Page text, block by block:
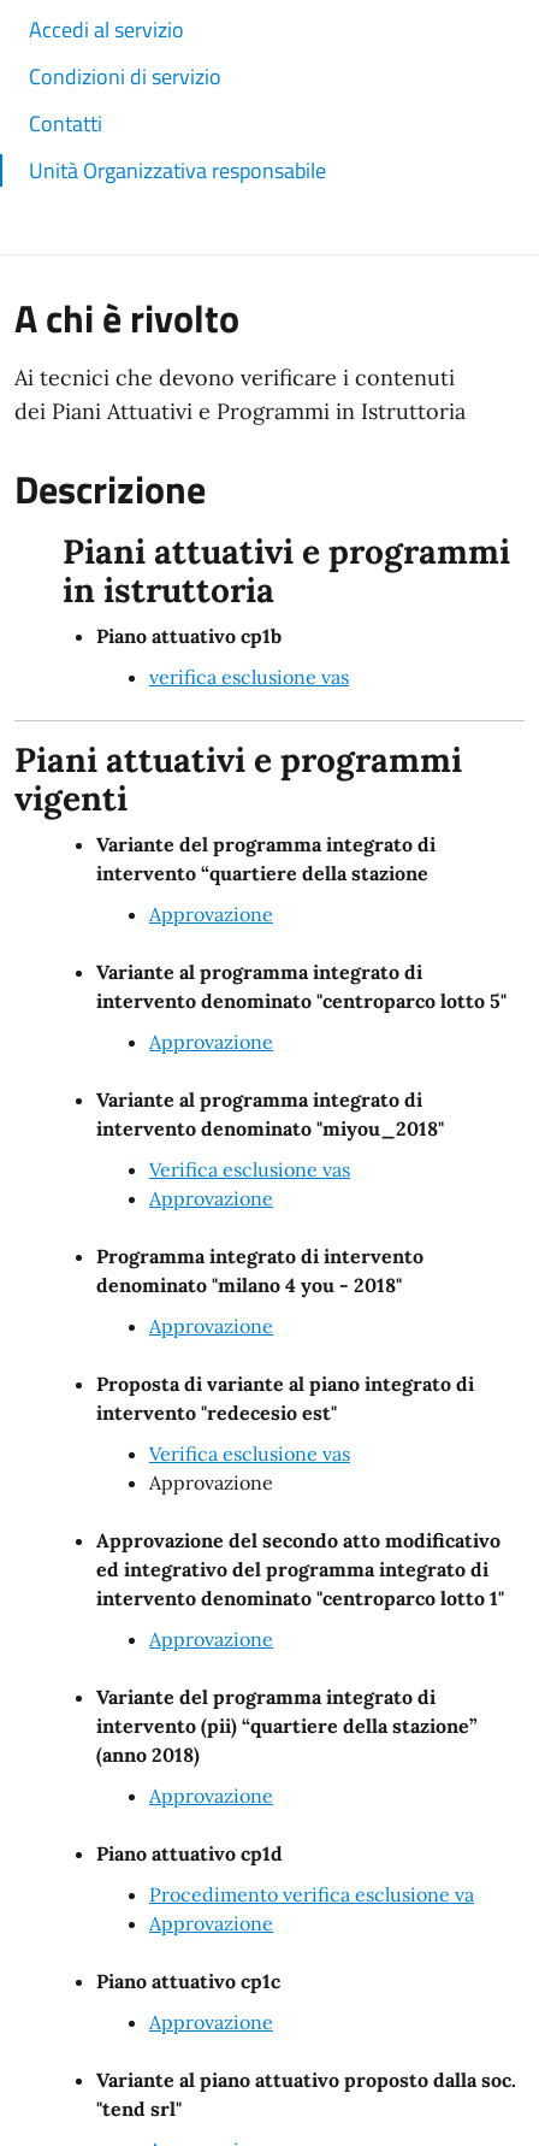
Accedi al servizio
Condizioni di servizio
Contatti
Unità Organizzativa responsabile
A chi è rivolto
Ai tecnici che devono verificare i contenuti
dei Piani Attuativi e Programmi in Istruttoria
Descrizione
Piani attuativi e programmi
in istruttoria
Piano attuativo cp1b
verifica esclusione vas
Piani attuativi e programmi
vigenti
Variante del programma integrato di
intervento “quartiere della stazione
Approvazione
Variante al programma integrato di
intervento denominato "centroparco lotto 5"
Approvazione
Variante al programma integrato di
intervento denominato "miyou_2018"
Verifica esclusione vas
Approvazione
Programma integrato di intervento
denominato "milano 4 you - 2018"
Approvazione
Proposta di variante al piano integrato di
intervento "redecesio est"
Verifica esclusione vas
Approvazione
Approvazione del secondo atto modificativo
ed integrativo del programma integrato di
intervento denominato "centroparco lotto 1"
Approvazione
Variante del programma integrato di
intervento (pii) “quartiere della stazione”
(anno 2018)
Approvazione
Piano attuativo cp1d
Procedimento verifica esclusione va
Approvazione
Piano attuativo cp1c
Approvazione
Variante al piano attuativo proposto dalla soc.
"tend srl"